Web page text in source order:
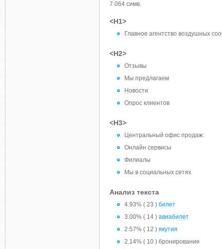
7 064 симв.
<H1>
Главное агентство воздушных
<H2>
Отзывы
Мы предлагаем
Новости
Опрос клиентов
<H3>
Центральный офис продаж:
Онлайн сервисы
Филиалы
Мы в социальных сетях
Анализ текста
4.93% ( 23 ) билет
3.00% ( 14 ) авиабилет
2.57% ( 12 ) якутия
2.14% ( 10 ) бронирование